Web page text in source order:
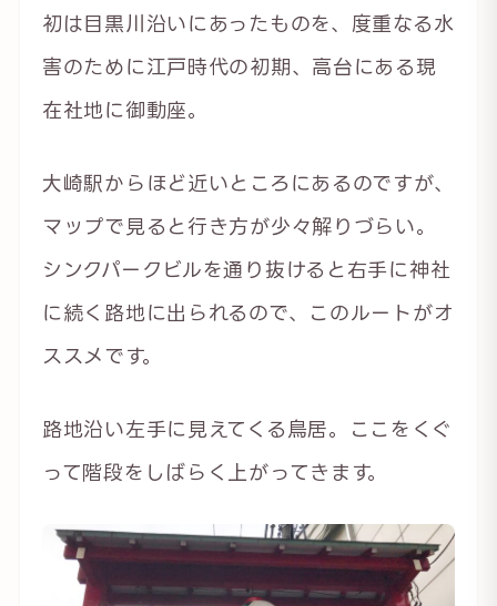
初は目黒川沿いにあったものを、度重なる水
害のために江戸時代の初期、高台にある現
在社地に御動座。
大崎駅からほど近いところにあるのですが、
マップで見ると行き方が少々解りづらい。
シンクパークビルを通り抜けると右手に神社
に続く路地に出られるので、このルートがオ
ススメです。
路地沿い左手に見えてくる鳥居。ここをくぐ
って階段をしばらく上がってきます。